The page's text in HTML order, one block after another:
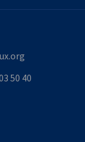
50 40